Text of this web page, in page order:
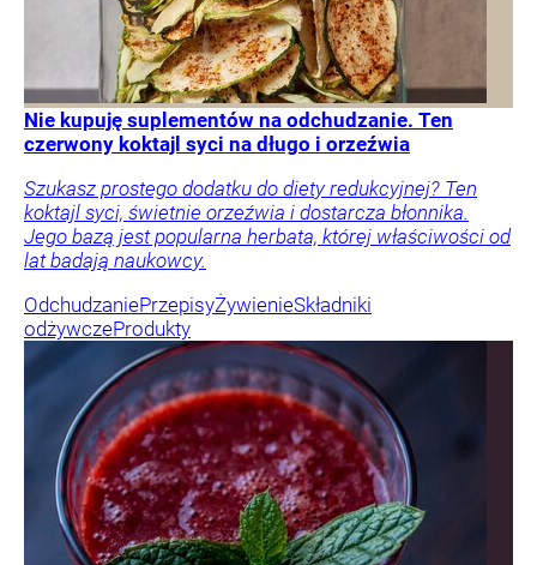
Nie kupuję suplementów na odchudzanie. Ten
czerwony koktajl syci na długo i orzeźwia
Szukasz prostego dodatku do diety redukcyjnej? Ten
koktajl syci, świetnie orzeźwia i dostarcza błonnika.
Jego bazą jest popularna herbata, której właściwości od
lat badają naukowcy.
OdchudzaniePrzepisyŻywienieSkładniki
odżywczeProdukty